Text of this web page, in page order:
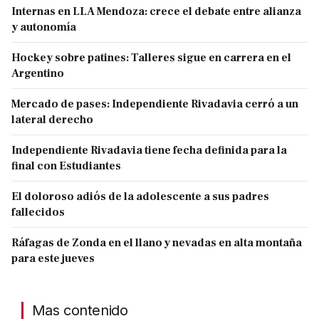
Internas en LLA Mendoza: crece el debate entre alianza
y autonomía
Hockey sobre patines: Talleres sigue en carrera en el
Argentino
Mercado de pases: Independiente Rivadavia cerró a un
lateral derecho
Independiente Rivadavia tiene fecha definida para la
final con Estudiantes
El doloroso adiós de la adolescente a sus padres
fallecidos
Ráfagas de Zonda en el llano y nevadas en alta montaña
para este jueves
Mas contenido